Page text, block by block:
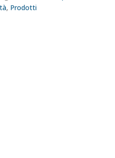
, Prodotti